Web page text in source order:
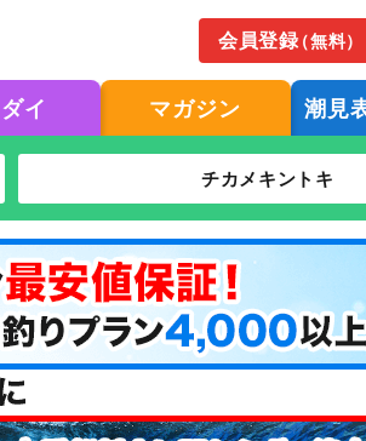
会員登録（無料）
イ マガジン 潮見
チカメキントキ